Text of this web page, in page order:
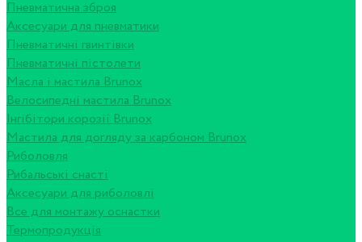
Пневматична зброя
Аксесуари для пневматики
Пневматичні гвинтівки
Пневматичні пістолети
Масла і мастила Brunox
Велосипедні мастила Brunox
Інгібітори корозії Brunox
Мастила для догляду за карбоном Brunox
Риболовля
Рибальські снасті
Аксесуари для риболовлі
Все для монтажу оснастки
Термопродукція